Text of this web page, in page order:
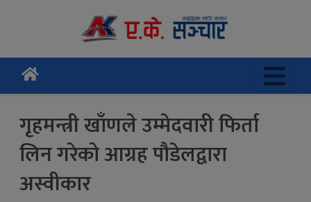
गृहमन्त्री खाँणले उम्मेदवारी फिर्ता
लिन गरेको आग्रह पौडेलद्वारा
अस्वीकार